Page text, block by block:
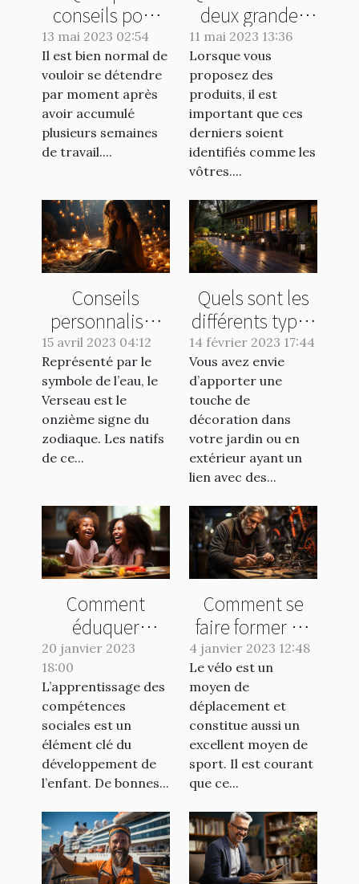
conseils pour
éviter les
vomissements
lors d'un tour
de manège
13 mai 2023 02:54
Il est bien normal de
vouloir se détendre
par moment après
avoir accumulé
plusieurs semaines
de travail....
deux grandes
catégories de
marquage
industriel?
11 mai 2023 13:36
Lorsque vous
proposez des
produits, il est
important que ces
derniers soient
identifiés comme les
vôtres....
Conseils
personnalisés
pour les natifs
du signe
Verseau :
comment
maximiser votre
potentiel
15 avril 2023 04:12
Représenté par le
symbole de l’eau, le
Verseau est le
onzième signe du
zodiaque. Les natifs
de ce...
Quels sont les
différents types
d’éclairage que
vous pouvez
avoir dans votre
jardin ?
14 février 2023 17:44
Vous avez envie
d’apporter une
touche de
décoration dans
votre jardin ou en
extérieur ayant un
lien avec des...
Comment
éduquer
positivement
votre enfant ?
20 janvier 2023
18:00
L’apprentissage des
compétences
sociales est un
élément clé du
développement de
l’enfant. De bonnes...
Comment se
faire former en
réparation vélo
?
4 janvier 2023 12:48
Le vélo est un
moyen de
déplacement et
constitue aussi un
excellent moyen de
sport. Il est courant
que ce...